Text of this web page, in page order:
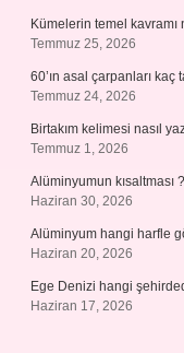
Kümelerin temel kavramı
Temmuz 25, 2026
60’ın asal çarpanları kaç
Temmuz 24, 2026
Birtakım kelimesi nasıl
Temmuz 1, 2026
Alüminyumun kısaltması ?
Haziran 30, 2026
Alüminyum hangi harfle
Haziran 20, 2026
Ege Denizi hangi
Haziran 17, 2026